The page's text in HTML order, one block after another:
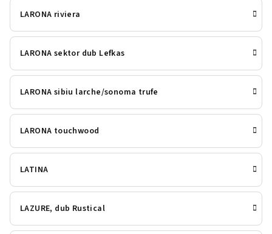
LARONA riviera
LARONA sektor dub Lefkas
LARONA sibiu larche/sonoma trufe
LARONA touchwood
LATINA
LAZURE, dub Rustical